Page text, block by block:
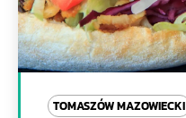
TOMASZÓW MAZOWIECKI